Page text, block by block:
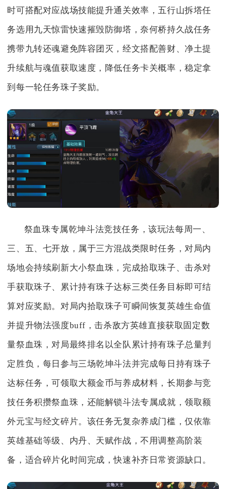
时可搭配对应战场技能提升通关效率，五行山拆塔任
务选用九天惊雷快速摧毁防御塔，奈何桥持久战任务
携带九转还魂避免阵容团灭，经文搭配善财、净土提
升续航与魂值获取速度，降低任务卡关概率，稳定拿
到每一轮任务珠子奖励。
祭血珠专属乾坤斗法竞技任务，该玩法每周一、
三、五、七开放，属于三方混战类限时任务，对局内
场地会持续刷新大小祭血珠，完成拾取珠子、击杀对
手获取珠子、累计持有珠子达标三类任务目标即可结
算对应奖励。对局内拾取珠子可瞬间恢复英雄生命值
并提升物法强度buff，击杀敌方英雄直接获取固定数
量祭血珠，对局最终排名以全队累计持有珠子总量判
定胜负，每日参与三场乾坤斗法并完成每日持有珠子
达标任务，可领取大额金币与养成材料，长期参与竞
技任务积攒祭血珠，还能解锁斗法专属成就，领取额
外元宝与经文碎片。该任务无复杂养成门槛，仅依靠
英雄基础等级、内丹、天赋作战，不用调整高阶装
备，适合碎片化时间完成，快速补齐日常资源缺口。